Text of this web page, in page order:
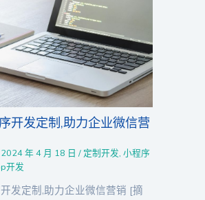
开发定制,助力企业微信营
2024 年 4 月 18 日/ 定制开发,小程序
开发
发定制,助力企业微信营销 [摘